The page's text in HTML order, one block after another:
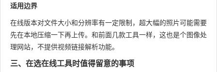
适用边界
在线版本对文件大小和分辨率有一定限制，超大幅的照片可能需要
先在本地压缩一下再上传。和前面几款工具一样，这也是个图像处
理网站，不提供视频链接解析功能。
三、在选在线工具时值得留意的事项